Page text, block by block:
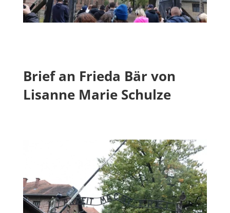
Brief an Frieda Bär von
Lisanne Marie Schulze